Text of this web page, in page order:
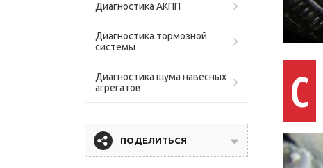
С
Диагностика АКПП
Диагностика тормозной
системы
Диагностика шума навесных
агрегатов
ПОДЕЛИТЬСЯ